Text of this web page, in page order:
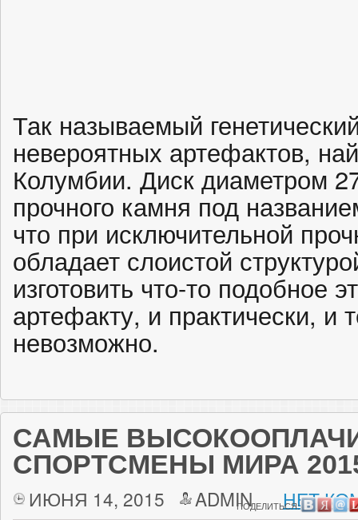
Так называемый
невероятных артефактов,
Колумбии. Диск диаметром
прочного камня под
что при исключительной
обладает слоистой
изготовить что-то подобное
артефакту, и практически, и
невозможно.
САМЫЕ
СПОРТСМЕНЫ МИРА
ИЮНЯ 14, 2015 ADMIN НЕТ
ПОДЕЛИТЬСЯ: